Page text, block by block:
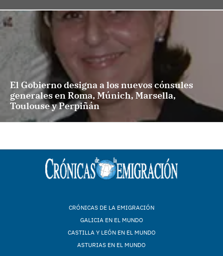
El Gobierno designa a los nuevos cónsules
generales en Roma, Múnich, Marsella,
Toulouse y Perpiñán
CRÓNICAS DE LA EMIGRACIÓN
GALICIA EN EL MUNDO
CASTILLA Y LEÓN EN EL MUNDO
ASTURIAS EN EL MUNDO